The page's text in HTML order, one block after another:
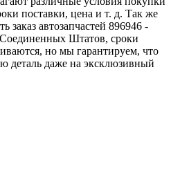
поставки, цена и т. д. Так же
заказ автозапчастей 896946 -
Штатов, сроки
но мы гарантируем, что
деталь даже на эксклюзивный